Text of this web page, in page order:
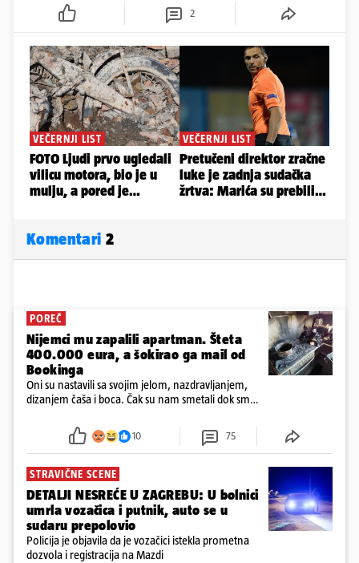
2
Komentari 2
POREČ
Nijemci mu zapalili apartman. Šteta
400.000 eura, a šokirao ga mail od
Bookinga
Oni su nastavili sa svojim jelom, nazdravljanjem,
dizanjem čaša i boca. Čak su nam smetali dok smo
požar, rekao je vlasnik
10 75
STRAVIČNE SCENE
DETALJI NESREĆE U ZAGREBU: U bolnici
umrla vozačica i putnik, auto se u
sudaru prepolovio
Policija je objavila da je vozačici istekla prometna
dozvola i registracija na Mazdi